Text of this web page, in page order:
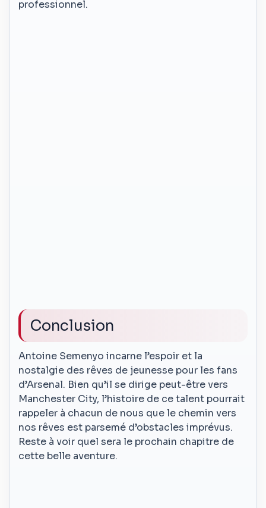
professionnel.
Conclusion
Antoine Semenyo incarne l’espoir et la
nostalgie des rêves de jeunesse pour les fans
d’Arsenal. Bien qu’il se dirige peut-être vers
Manchester City, l’histoire de ce talent pourrait
rappeler à chacun de nous que le chemin vers
nos rêves est parsemé d’obstacles imprévus.
Reste à voir quel sera le prochain chapitre de
cette belle aventure.